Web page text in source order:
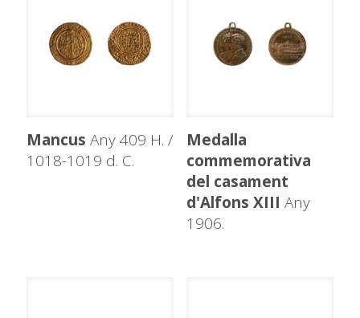
Mancus Any 409 H. /
1018-1019 d. C.
Medalla
commemorativa
del casament
d'Alfons XIII Any
1906.